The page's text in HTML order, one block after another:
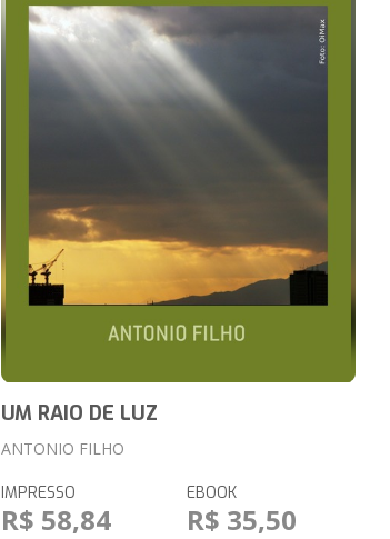
UM RAIO DE LUZ
ANTONIO FILHO
IMPRESSO
R$ 58,84
EBOOK
R$ 35,50